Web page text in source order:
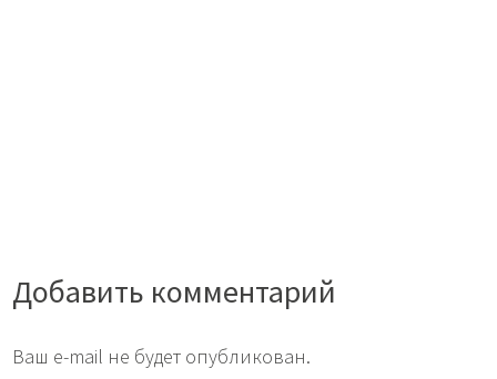
Добавить комментарий
Ваш e-mail не будет опубликован.